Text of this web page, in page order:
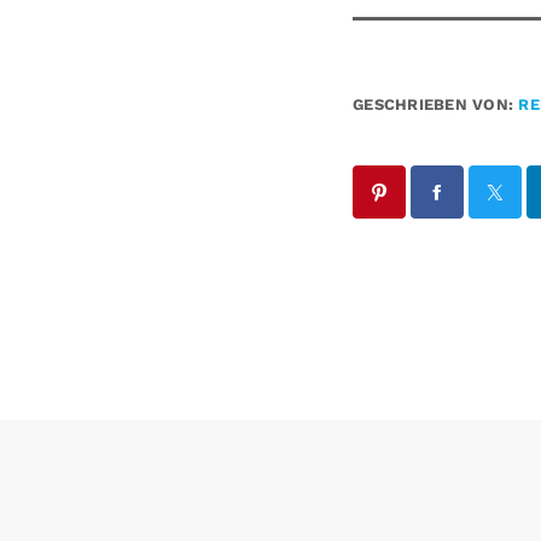
GESCHRIEBEN VON: